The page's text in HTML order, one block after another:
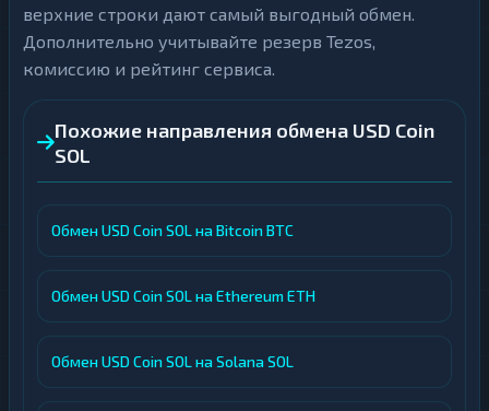
верхние строки дают самый выгодный обмен.
Дополнительно учитывайте резерв Tezos,
комиссию и рейтинг сервиса.
Похожие направления обмена USD Coin
SOL
Обмен USD Coin SOL на Bitcoin BTC
Обмен USD Coin SOL на Ethereum ETH
Обмен USD Coin SOL на Solana SOL